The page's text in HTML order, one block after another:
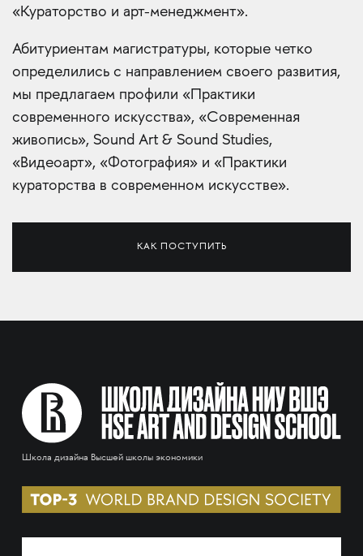
«Кураторство и арт-менеджмент».
Абитуриентам магистратуры, которые четко
определились с направлением своего развития,
мы предлагаем профили «Практики
современного искусства», «Современная
живопись», Sound Art & Sound Studies,
«Видеоарт», «Фотография» и «Практики
кураторства в современном искусстве».
КАК ПОСТУПИТЬ
Школа дизайна Высшей школы экономики